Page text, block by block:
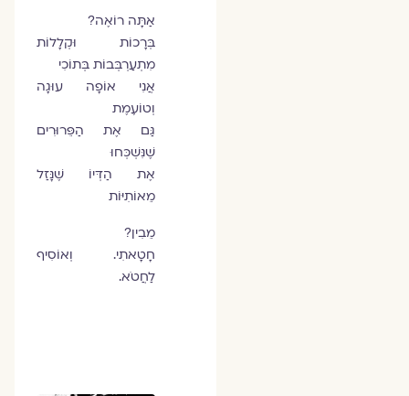
אַתָּה רוֹאֶה?
בְּרָכוֹת וּקְלָלוֹת
מִתְעַרְבְּבוֹת בְּתוֹכִי
אֲנִי אוֹפָה עוּגָה
וְטוֹעֶמֶת
גַּם אֶת הַפֵּרוּרִים
שֶׁנִּשְׁכְּחוּ
אֶת הַדְּיוֹ שֶׁנָּזַל
מֵאוֹתִיּוֹת
מֵבִין?
חָטָאתִי. וְאוֹסִיף
לַחֲטֹא.